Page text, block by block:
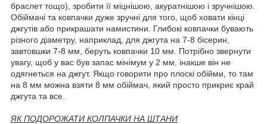
браслет тощо), зробити її міцнішою, акуратнішою і зручнішою.
Обіймачі та ковпачки дуже зручні для того, щоб ховати кінці
джгутів або прикрашати намистини. Глибокі ковпачки бувають
різного діаметру, наприклад, для джгута на 7-8 бісерин,
завтовшки 7-8 мм, беруть ковпачки 10 мм. Потрібно звернути
увагу, щоб у вас був запас мінімум у 2 мм, інакше він не
одягнеться на джгут. Якщо говорити про плоскі обійми, то там
на 8 мм можна взяти 8 мм обіймач, який просто прикриє край
джгута та все.
ЯК ПОДОРОЖАТИ КОЛПАЧКИ НА ШТАНИ